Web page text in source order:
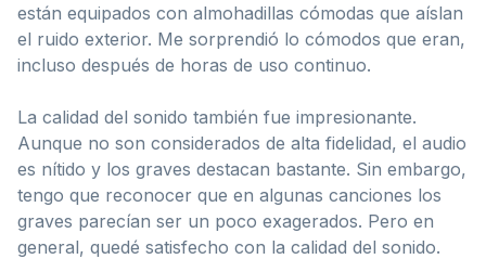
están equipados con almohadillas cómodas que aíslan
el ruido exterior. Me sorprendió lo cómodos que eran,
incluso después de horas de uso continuo.
La calidad del sonido también fue impresionante.
Aunque no son considerados de alta fidelidad, el audio
es nítido y los graves destacan bastante. Sin embargo,
tengo que reconocer que en algunas canciones los
graves parecían ser un poco exagerados. Pero en
general, quedé satisfecho con la calidad del sonido.